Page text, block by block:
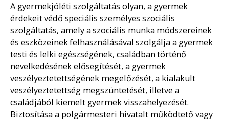
A gyermekjóléti szolgáltatás olyan, a gyermek
érdekeit védő speciális személyes szociális
szolgáltatás, amely a szociális munka módszereinek
és eszközeinek felhasználásával szolgálja a gyermek
testi és lelki egészségének, családban történő
nevelkedésének elősegítését, a gyermek
veszélyeztetettségének megelőzését, a kialakult
veszélyeztetettség megszüntetését, illetve a
családjából kiemelt gyermek visszahelyezését.
Biztosítása a polgármesteri hivatalt működtető vagy